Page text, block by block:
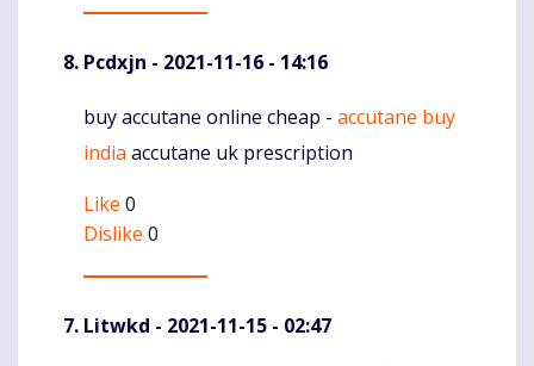
Pcdxjn - 2021-11-16 - 14:16
Komentaras
buy accutane online cheap - accutane buy
india accutane uk prescription
Like 0
Dislike 0
Litwkd - 2021-11-15 - 02:47